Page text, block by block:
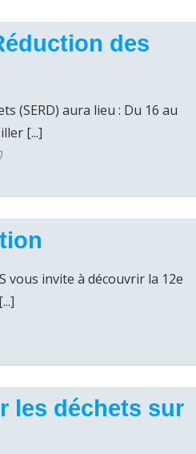
des
(SERD) aura lieu : Du 16 au
[...]
vous invite à découvrir la 12e
les déchets sur